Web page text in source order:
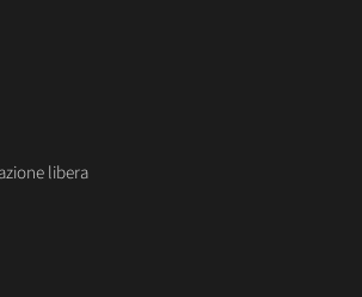
libera